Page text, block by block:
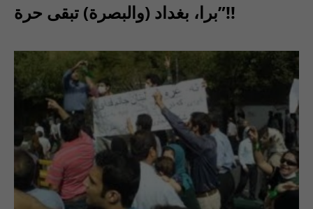
برا، بغداد (والبصرة) تبقى حرة”!!